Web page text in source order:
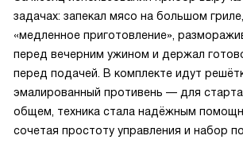
задачах: запекал мясо на большом
«медленное приготовление»,
перед вечерним ужином и держал
перед подачей. В комплекте идут
эмалированный противень — для
общем, техника стала надёжным
сочетая простоту управления и набор